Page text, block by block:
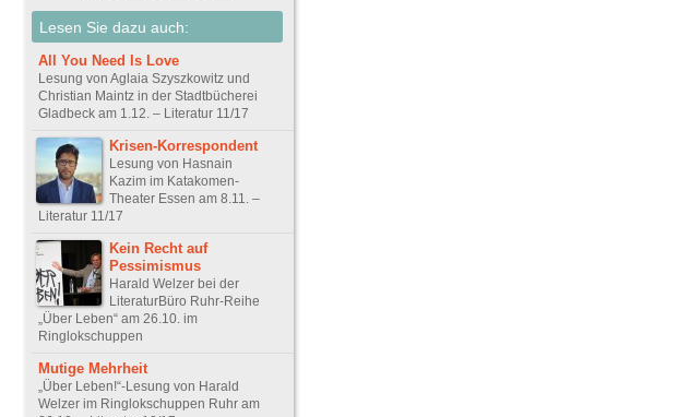
Lesen Sie dazu auch:
All You Need Is Love
Lesung von Aglaia Szyszkowitz und
Christian Maintz in der Stadtbücherei
Gladbeck am 1.12. – Literatur 11/17
Krisen-Korrespondent
Lesung von Hasnain
Kazim im Katakomen-
Theater Essen am 8.11. –
Literatur 11/17
Kein Recht auf
Pessimismus
Harald Welzer bei der
LiteraturBüro Ruhr-Reihe
„Über Leben“ am 26.10. im
Ringlokschuppen
Mutige Mehrheit
„Über Leben!“-Lesung von Harald
Welzer im Ringlokschuppen Ruhr am